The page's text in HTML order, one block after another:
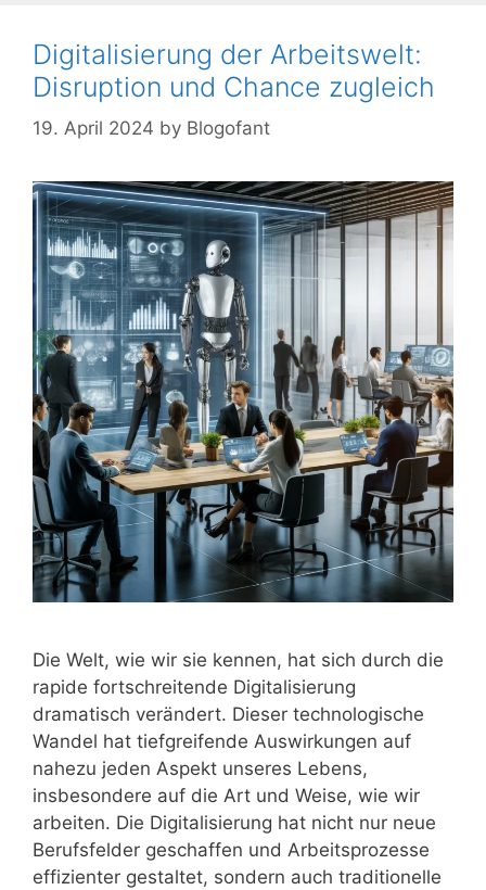
Digitalisierung der Arbeitswelt:
Disruption und Chance zugleich
19. April 2024 by Blogofant
Die Welt, wie wir sie kennen, hat sich durch die
rapide fortschreitende Digitalisierung
dramatisch verändert. Dieser technologische
Wandel hat tiefgreifende Auswirkungen auf
nahezu jeden Aspekt unseres Lebens,
insbesondere auf die Art und Weise, wie wir
arbeiten. Die Digitalisierung hat nicht nur neue
Berufsfelder geschaffen und Arbeitsprozesse
effizienter gestaltet, sondern auch traditionelle